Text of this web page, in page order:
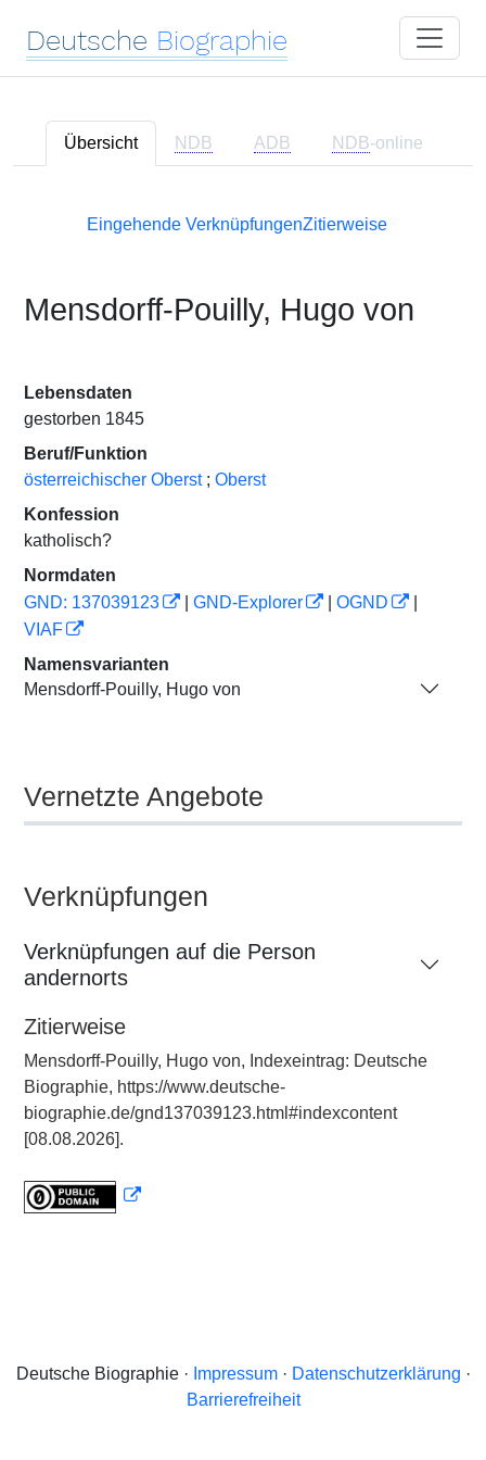
Deutsche Biographie
Übersicht NDB ADB NDB-online
Eingehende VerknüpfungenZitierweise
Mensdorff-Pouilly, Hugo von
Lebensdaten
gestorben 1845
Beruf/Funktion
österreichischer Oberst ; Oberst
Konfession
katholisch?
Normdaten
GND: 137039123
GND-Explorer OGND
VIAF
Namensvarianten
Mensdorff-Pouilly, Hugo von
Vernetzte Angebote
Verknüpfungen
Verknüpfungen auf die Person
andernorts
Zitierweise
Mensdorff-Pouilly, Hugo von, Indexeintrag: Deutsche
Biographie, https://www.deutsche-
biographie.de/gnd137039123.html#indexcontent
[08.08.2026].
Deutsche Biographie · Impressum· Datenschutzerklärung ·
Barrierefreiheit